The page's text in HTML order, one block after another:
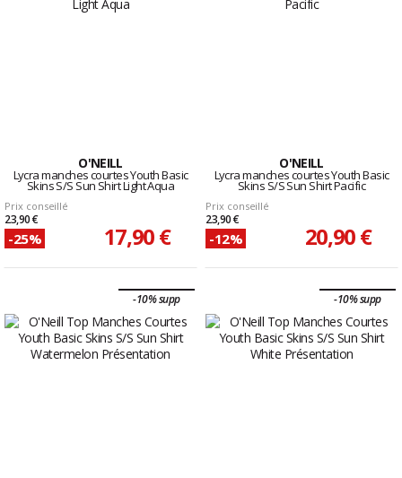
O'NEILL
Lycra manches courtes Youth Basic
Skins S/S Sun Shirt Light Aqua
Prix conseillé
23,90 €
-25% 17,90 €
O'NEILL
Lycra manches courtes Youth Basic
Skins S/S Sun Shirt Pacific
Prix conseillé
23,90 €
-12% 20,90 €
-10% supp -10% supp